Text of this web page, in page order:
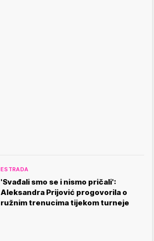
ESTRADA
'Svađali smo se i nismo pričali':
Aleksandra Prijović progovorila o
ružnim trenucima tijekom turneje